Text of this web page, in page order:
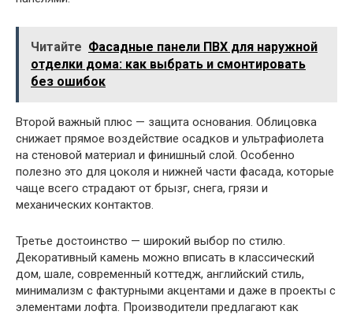
Читайте Фасадные панели ПВХ для наружной
отделки дома: как выбрать и смонтировать
без ошибок
Второй важный плюс — защита основания. Облицовка
снижает прямое воздействие осадков и ультрафиолета
на стеновой материал и финишный слой. Особенно
полезно это для цоколя и нижней части фасада, которые
чаще всего страдают от брызг, снега, грязи и
механических контактов.
Третье достоинство — широкий выбор по стилю.
Декоративный камень можно вписать в классический
дом, шале, современный коттедж, английский стиль,
минимализм с фактурными акцентами и даже в проекты с
элементами лофта. Производители предлагают как